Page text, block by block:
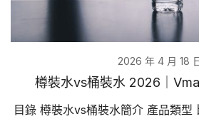
2026 年 4 月 18
樽裝水vs桶裝水 2026｜
目錄 樽裝水vs桶裝水簡介 產品類型